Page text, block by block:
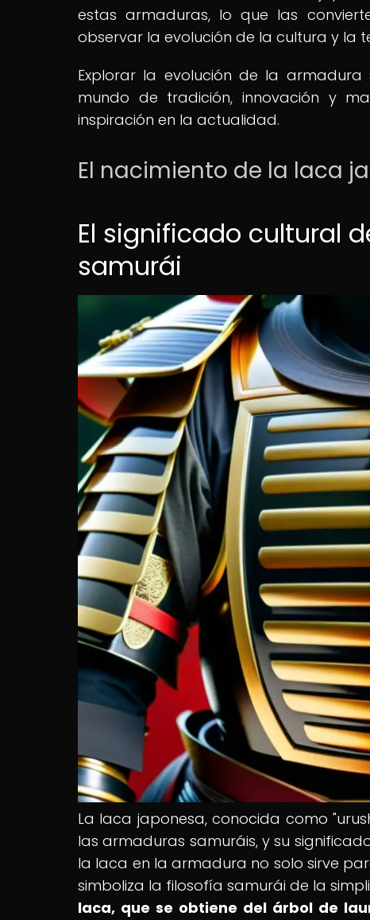
estas armaduras, lo que las
observar la evolución de la cultura y la
Explorar la evolución de la
mundo de tradición, innovación y
inspiración en la actualidad.
El nacimiento de la laca
El significado cultural
samurái
La laca japonesa, conocida como
las armaduras samuráis, y su
la laca en la armadura no solo sirve
simboliza la filosofía samurái de la
laca, que se obtiene del árbol de